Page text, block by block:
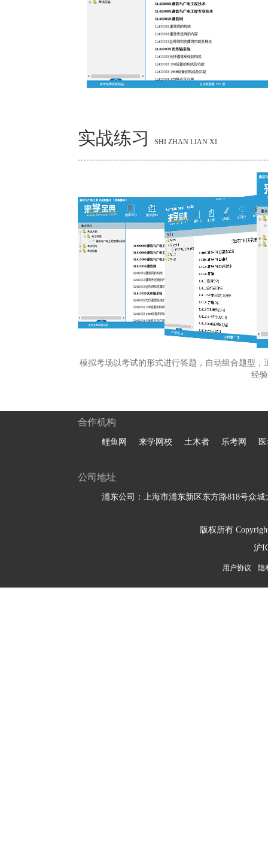
实战练习 SHI ZHAN LIAN XI
模拟考场以考试的形式进行答题，自动组合题型
经
合作机构
鲤鱼网 来学网校 土木者 乐考网
公司地址
浦东公司：上海市浦东新区东方路818号众城
版权所有
沪
用户协议 隐